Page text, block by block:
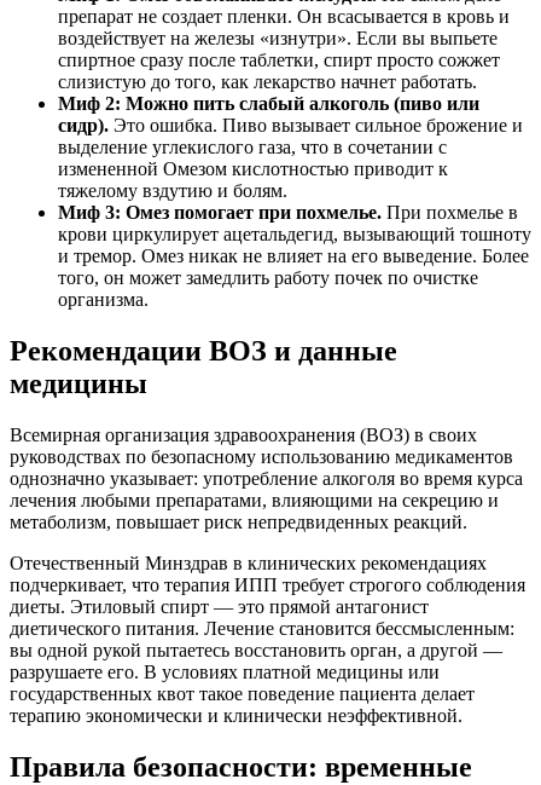
препарат не создает пленки. Он всасывается в кровь и
воздействует на железы «изнутри». Если вы выпьете
спиртное сразу после таблетки, спирт просто сожжет
слизистую до того, как лекарство начнет работать.
Миф 2: Можно пить слабый алкоголь (пиво или
сидр). Это ошибка. Пиво вызывает сильное брожение и
выделение углекислого газа, что в сочетании с
измененной Омезом кислотностью приводит к
тяжелому вздутию и болям.
Миф 3: Омез помогает при похмелье. При похмелье в
крови циркулирует ацетальдегид, вызывающий тошноту
и тремор. Омез никак не влияет на его выведение. Более
того, он может замедлить работу почек по очистке
организма.
Рекомендации ВОЗ и данные
медицины
Всемирная организация здравоохранения (ВОЗ) в своих
руководствах по безопасному использованию медикаментов
однозначно указывает: употребление алкоголя во время курса
лечения любыми препаратами, влияющими на секрецию и
метаболизм, повышает риск непредвиденных реакций.
Отечественный Минздрав в клинических рекомендациях
подчеркивает, что терапия ИПП требует строгого соблюдения
диеты. Этиловый спирт — это прямой антагонист
диетического питания. Лечение становится бессмысленным:
вы одной рукой пытаетесь восстановить орган, а другой —
разрушаете его. В условиях платной медицины или
государственных квот такое поведение пациента делает
терапию экономически и клинически неэффективной.
Правила безопасности: временные